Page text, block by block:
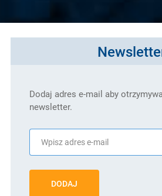
Dodaj adres e-mail aby
newsletter.
DODAJ